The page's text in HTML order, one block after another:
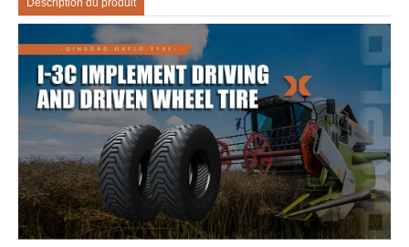
Description du produit